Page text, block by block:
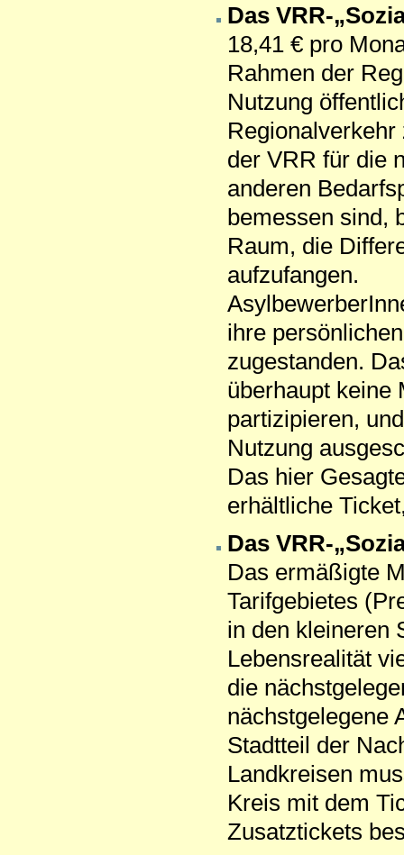
Das VRR-
18,41 € pro
Rahmen der
Nutzung
der VRR für die
anderen
bemessen sind,
Raum, die
aufzufangen.
ihre
zugestanden.
überhaupt keine
partizipieren,
Nutzung
Das hier
erhältliche
Das VRR-
Das ermäßigte
Tarifgebietes
in den kleineren
Lebensrealität
die
nächstgelegene
Stadtteil der
Land­kreisen
Kreis mit dem
Zusatztickets